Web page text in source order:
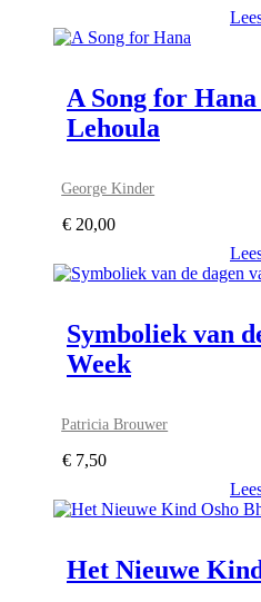
A Song for
Lehoula
George Kinder
€ 20,00
Symboliek van
Week
Patricia Brouwer
€ 7,50
Het Nieuwe